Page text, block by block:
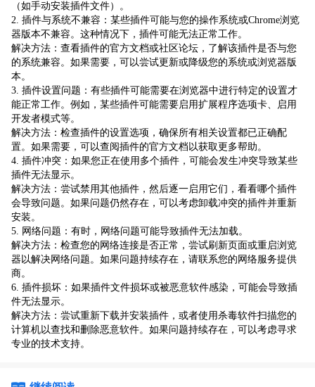
（如手动安装插件文件）。
2. 插件与系统不兼容：某些插件可能与您的操作系统或Chrome浏览
器版本不兼容。这种情况下，插件可能无法正常工作。
解决方法：查看插件的官方文档或社区论坛，了解该插件是否与您
的系统兼容。如果需要，可以尝试更新或降级您的系统或浏览器版
本。
3. 插件设置问题：有些插件可能需要在浏览器中进行特定的设置才
能正常工作。例如，某些插件可能需要启用扩展程序选项卡、启用
开发者模式等。
解决方法：检查插件的设置选项，确保所有相关设置都已正确配
置。如果需要，可以查阅插件的官方文档以获取更多帮助。
4. 插件冲突：如果您正在使用多个插件，可能会发生冲突导致某些
插件无法显示。
解决方法：尝试禁用其他插件，然后逐一启用它们，看看哪个插件
会导致问题。如果问题仍然存在，可以考虑卸载冲突的插件并重新
安装。
5. 网络问题：有时，网络问题可能导致插件无法加载。
解决方法：检查您的网络连接是否正常，尝试刷新页面或重启浏览
器以解决网络问题。如果问题持续存在，请联系您的网络服务提供
商。
6. 插件损坏：如果插件文件损坏或被恶意软件感染，可能会导致插
件无法显示。
解决方法：尝试重新下载并安装插件，或者使用杀毒软件扫描您的
计算机以查找和删除恶意软件。如果问题持续存在，可以考虑寻求
专业的技术支持。